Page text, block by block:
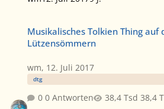
Musikalisches Tolkien Thing
Lützensömmern
wm, 12. Juli 2017
dtg
0 Antworten 38,4